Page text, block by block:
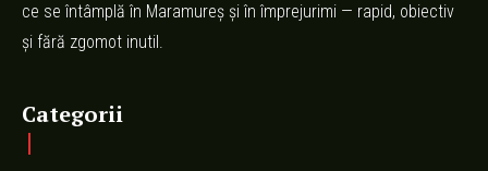
ce se întâmplă în Maramureș și în împrejurimi — rapid, obiectiv
și fără zgomot inutil.
Categorii